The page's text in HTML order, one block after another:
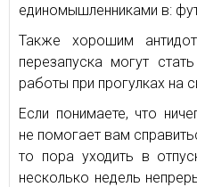
единомышленниками в:
Также хорошим
перезапуска могут
работы при прогулках на
Если понимаете, что
не помогает вам
то пора уходить в
несколько недель